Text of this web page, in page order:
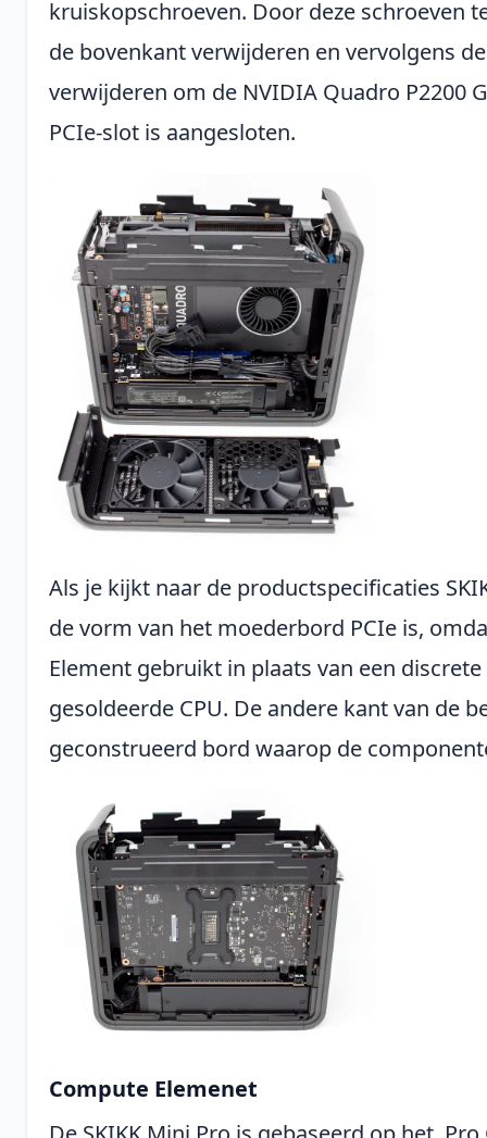
kruiskopschroeven. Door deze schroeven
de bovenkant verwijderen en vervolgens
verwijderen om de NVIDIA Quadro P2200
PCIe-slot is aangesloten.
Als je kijkt naar de productspecificaties
de vorm van het moederbord PCIe is,
Element gebruikt in plaats van een
gesoldeerde CPU. De andere kant van de
geconstrueerd bord waarop de
Compute Elemenet